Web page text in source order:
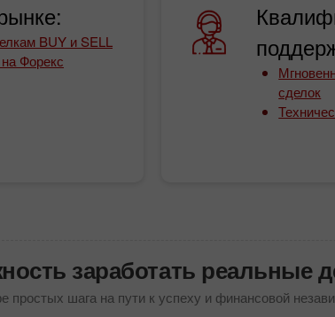
BUY и SELL
Форекс
сделок
заработать реальные
простых шага на пути к успеху и финансовой